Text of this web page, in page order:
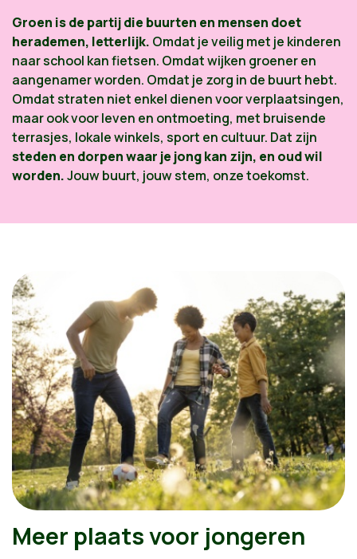
Groen is de partij die buurten en mensen doet
herademen, letterlijk. Omdat je veilig met je kinderen
naar school kan fietsen. Omdat wijken groener en
aangenamer worden. Omdat je zorg in de buurt hebt.
Omdat straten niet enkel dienen voor verplaatsingen,
maar ook voor leven en ontmoeting, met bruisende
terrasjes, lokale winkels, sport en cultuur. Dat zijn
steden en dorpen waar je jong kan zijn, en oud wil
worden.Jouw buurt, jouw stem, onze toekomst.
Meer plaats voor jongeren